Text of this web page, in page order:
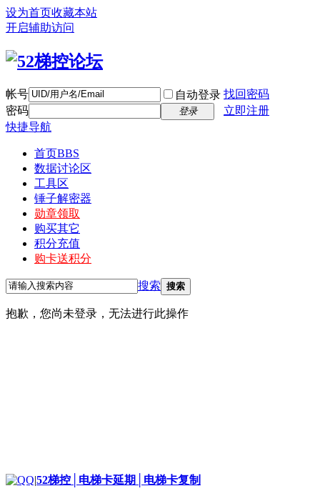
设为首页收藏本站
开启辅助访问
帐号 自动登录 找回密码
密码
登录
立即注册
快捷导航
首页BBS
数据讨论区
工具区
锤子解密器
勋章领取
购买其它
积分充值
购卡送积分
搜索 搜索
抱歉，您尚未登录，无法进行此操作
|52梯控│电梯卡延期│电梯卡复制